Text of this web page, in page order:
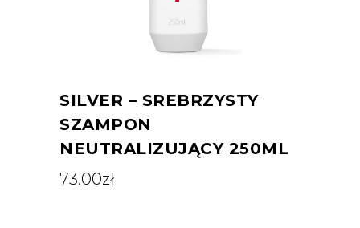
SILVER – SREBRZYSTY
SZAMPON
NEUTRALIZUJĄCY 250ML
73.00zł